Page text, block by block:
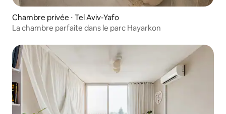
Chambre privée ⋅ Tel Aviv-Yafo
La chambre parfaite dans le parc Hayarkon